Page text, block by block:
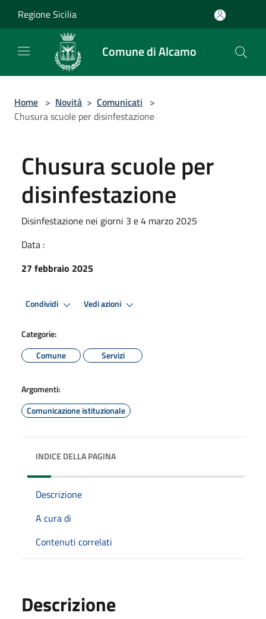
Regione Sicilia
Comune di Alcamo
Home > Novità > Comunicati >
Chusura scuole per disinfestazione
Chusura scuole per
disinfestazione
Disinfestazione nei giorni 3 e 4 marzo 2025
Data :
27 febbraio 2025
Condividi Vedi azioni
Categorie:
Comune
Servizi
Argomenti:
Comunicazione istituzionale
INDICE DELLA PAGINA
Descrizione
A cura di
Contenuti correlati
Descrizione